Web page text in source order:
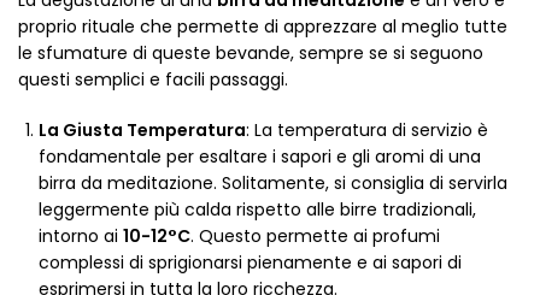
proprio rituale che permette di apprezzare al meglio tutte
le sfumature di queste bevande, sempre se si seguono
questi semplici e facili passaggi.
La Giusta Temperatura: La temperatura di servizio è
fondamentale per esaltare i sapori e gli aromi di una
birra da meditazione. Solitamente, si consiglia di servirla
leggermente più calda rispetto alle birre tradizionali,
intorno ai 10-12°C. Questo permette ai profumi
complessi di sprigionarsi pienamente e ai sapori di
esprimersi in tutta la loro ricchezza.